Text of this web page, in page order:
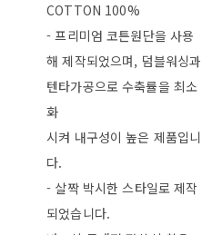
COTTON 100%
- 프리미엄 코튼원단을 사용
해 제작되었으며, 덤블워싱과
텐타가공으로 수축률을 최소
화
시켜 내구성이 높은 제품입니
다.
- 살짝 박시한 스타일로 제작
되었습니다.